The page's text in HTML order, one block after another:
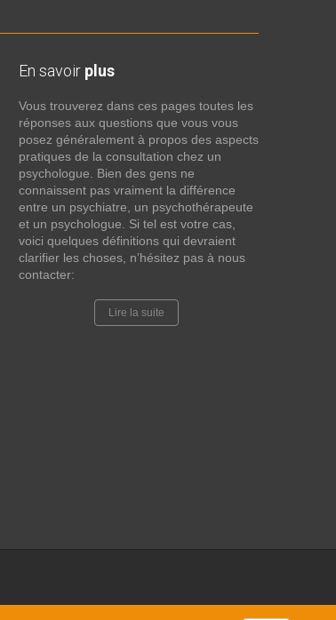
En savoir plus
Vous trouverez dans ces pages toutes les
réponses aux questions que vous vous
posez généralement à propos des aspects
pratiques de la consultation chez un
psychologue. Bien des gens ne
connaissent pas vraiment la différence
entre un psychiatre, un psychothérapeute
et un psychologue. Si tel est votre cas,
voici quelques définitions qui devraient
clarifier les choses, n’hésitez pas à nous
contacter:
Lire la suite